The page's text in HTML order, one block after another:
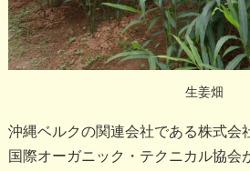
生姜畑
沖縄ベルクの関連会社である株式会
国際オーガニック・テクニカル協会